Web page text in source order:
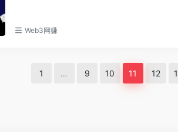
Web3网赚
1 … 9 10 11 12